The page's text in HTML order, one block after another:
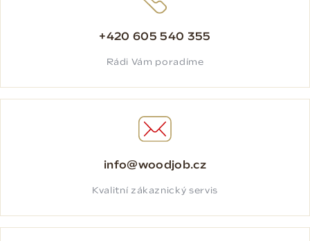
+420 605 540 355
Rádi Vám poradíme
info@woodjob.cz
Kvalitní zákaznický servis